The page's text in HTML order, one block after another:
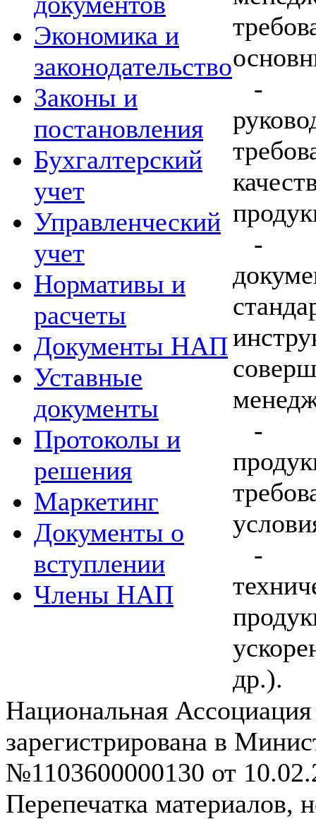
Экономика и
законодательство
Законы и
постановления
Бухгалтерский
учет
Управленческий
учет
Нормативы и
расчеты
Документы НАП
Уставные
документы
Протоколы и
решения
Маркетинг
Документы о
вступлении
Члены НАП
-
-
-
-
др.).
Национальная
зарегистрирована в
№1103600000130 от
Перепечатка